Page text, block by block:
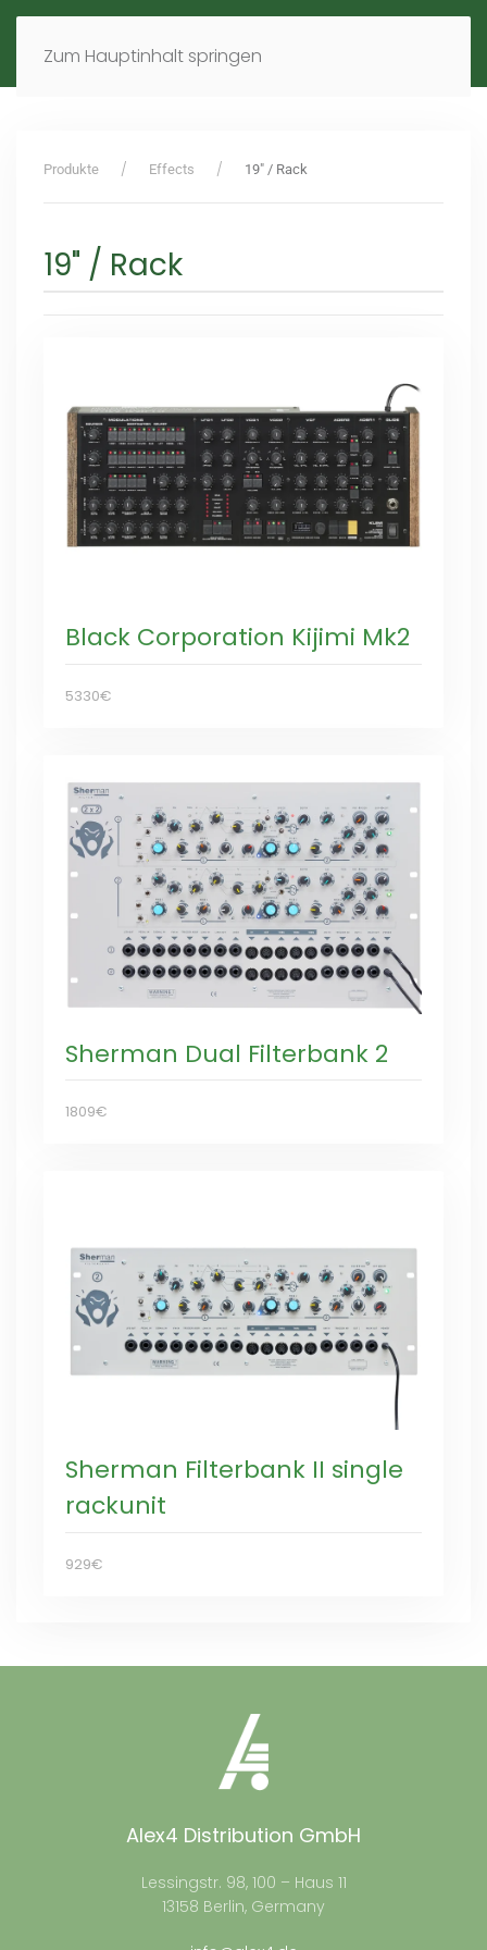
Zum Hauptinhalt springen
EN
Produkte Effects 19" / Rack
19" / Rack
Black Corporation Kijimi Mk2
5330€
Sherman Dual Filterbank 2
1809€
Sherman Filterbank II single
rackunit
929€
Alex4 Distribution GmbH
Lessingstr. 98, 100 – Haus 11
13158 Berlin, Germany